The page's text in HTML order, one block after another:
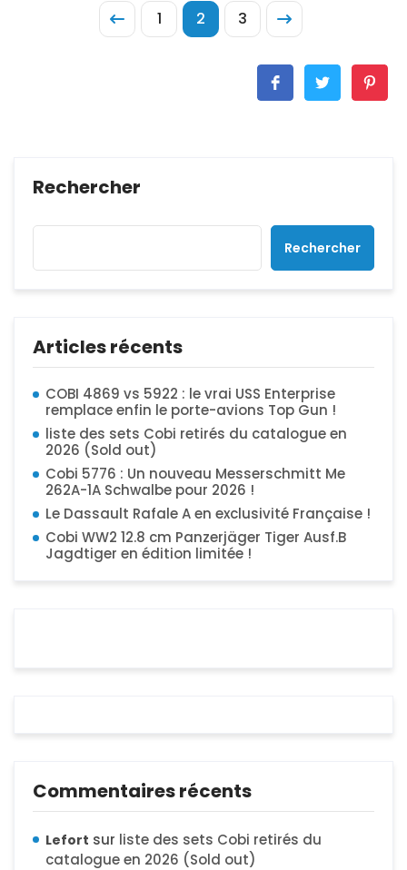
1 2 3
Rechercher
Rechercher
Articles récents
COBI 4869 vs 5922 : le vrai USS Enterprise
remplace enfin le porte-avions Top Gun !
liste des sets Cobi retirés du catalogue en
2026 (Sold out)
Cobi 5776 : Un nouveau Messerschmitt Me
262A-1A Schwalbe pour 2026 !
Le Dassault Rafale A en exclusivité Française !
Cobi WW2 12.8 cm Panzerjäger Tiger Ausf.B
Jagdtiger en édition limitée !
Commentaires récents
Lefort sur liste des sets Cobi retirés du
catalogue en 2026 (Sold out)